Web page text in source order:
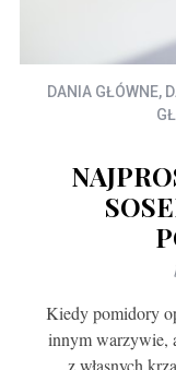
DANIA GŁÓWNE,
Kiedy pomidory
innym warzywie,
z własnych